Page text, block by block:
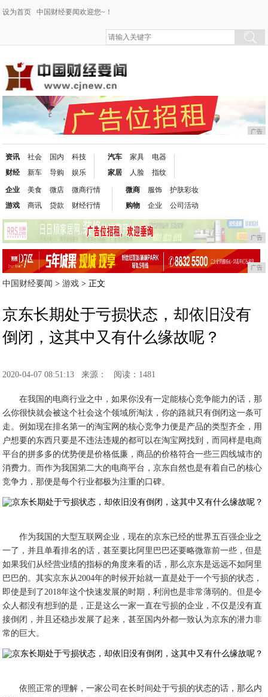
设为首页 中国财经要闻欢迎您~！
广告
资讯
财经
社会
新车
国内
导购
科技
娱乐
汽车
家居
家具
人脸
电器
指纹
企业
游戏
美食
商讯
微店
贷款
微商行情
财经行情
微商
购物
服饰
企业
护肤彩妆
公司活动
广告
广告
中国财经要闻 >游戏 > 正文
京东长期处于亏损状态，却依旧没有
倒闭，这其中又有什么缘故呢？
2020-04-07 08:51:13 来源： 阅读：1481
在我国的电商行业之中，如果你没有一定能核心竞争能力的话，那
么你很快就会被这个社会这个领域所淘汰，你的路就只有倒闭这一条可
走。例如现在排名第一的淘宝网的核心竞争力便是产品的类型齐全，用
户想要的东西只要是不违法违规的都可以在淘宝网找到，而同样是电商
平台的拼多多的优势便是价格低廉，商品的价格符合一些三四线城市的
消费力。而作为我国第二大的电商平台，京东自然也是有着自己的核心
竞争力，那便是每个行业都极为注重的口碑。
作为我国的大型互联网企业，现在的京东已经的世界五百强企业之
一了，并且单看排名的话，甚至要比阿里巴巴还要略微靠前一些，但是
如果我们从经营业绩的指标的角度来看的话，那么京东是远远不如阿里
巴巴的。其实京东从2004年的时候开始就一直是处于一个亏损的状态，
即使是到了2018年这个快速发展的时期，利润也是非常薄弱的。但是令
众人都没有想到的是，正是这么一家一直在亏损的企业，不仅是没有直
接倒闭，并且还稳步发展了起来，甚至国内外都一致认为京东的潜力非
常的巨大。
依照正常的理解，一家公司在长时间处于亏损的状态的话，那么内